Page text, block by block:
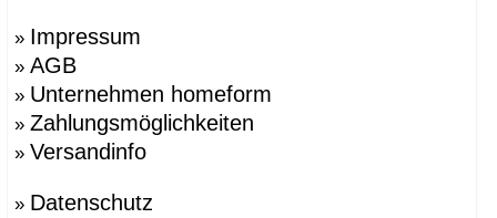
» Impressum
» AGB
» Unternehmen homeform
» Zahlungsmöglichkeiten
» Versandinfo
» Datenschutz